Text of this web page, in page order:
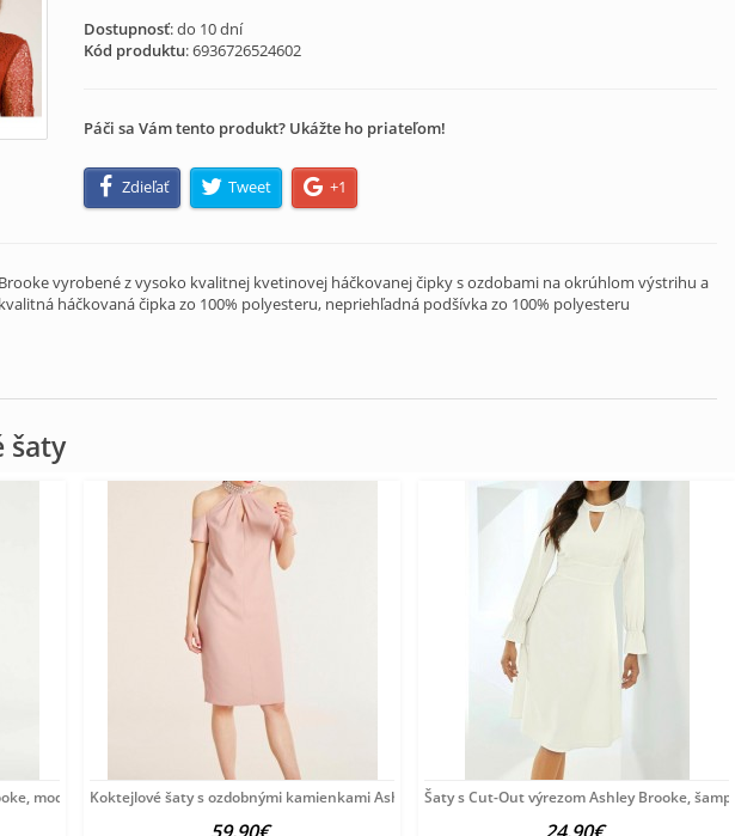
Dostupnosť: do 10 dní
Kód produktu:6936726524602
Páči sa Vám tento produkt? Ukážte ho priateľom!
Zdieľať Tweet +1
vyrobené z vysoko kvalitnej kvetinovej háčkovanej čipky s ozdobami na okrúhlom výstrihu a
háčkovaná čipka zo 100% polyesteru, nepriehľadná podšívka zo 100% polyesteru
šaty
modré Koktejlové šaty s ozdobnými kamienkami Ashley Brooke, ružovéŠaty s Cut-Out výrezom Ashley Brooke,